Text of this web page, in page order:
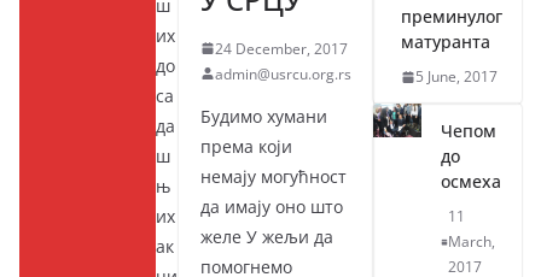
ш
их
до
са
да
ш
њ
их
ак
24 December, 2017
admin@usrcu.org.rs
Будимо хумани
према који
немају могућност
да имају оно што
желе У жељи да
помогнемо
преминулог
матуранта
5 June, 2017
Чепом
до
осмеха
11
March,
2017